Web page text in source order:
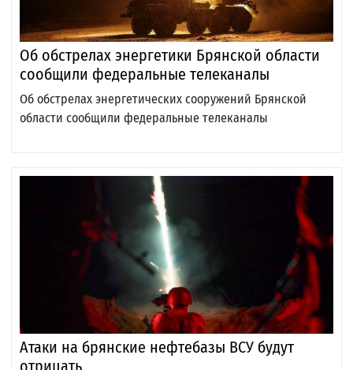
Об обстрелах энергетики Брянской области
сообщили федеральные телеканалы
Об обстрелах энергетических сооружений Брянской
области сообщили федеральные телеканалы
Атаки на брянские нефтебазы ВСУ будут
отрицать